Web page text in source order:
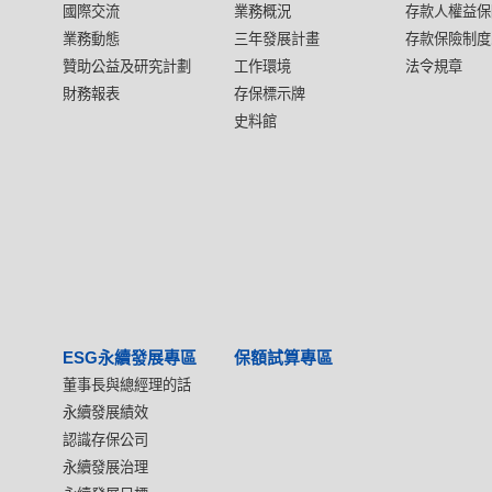
國際交流
業務動態
贊助公益及研究計劃
財務報表
業務概況
三年發展計畫
工作環境
存保標示牌
史料館
存款人權益
存款保險制
法令規章
ESG永續發展專區
董事長與總經理的話
永續發展績效
認識存保公司
永續發展治理
保額試算專區